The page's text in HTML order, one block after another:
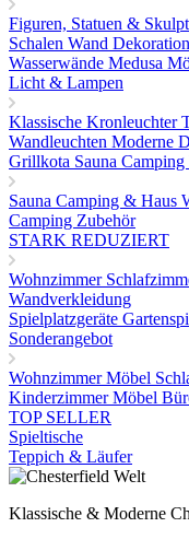
Figuren, Statuen &
Schalen Wand Dekoration
Wasserwände Medusa
Licht & Lampen
Klassische Kronleuchter
Wandleuchten Moderne
Grillkota Sauna
Sauna Camping & Haus
Camping Zubehör
STARK REDUZIERT
Wohnzimmer
Wandverkleidung
Spielplatzgeräte
Sonderangebot
Wohnzimmer Möbel
Kinderzimmer Möbel
TOP SELLER
Spieltische
Teppich & Läufer
Klassische & Moderne